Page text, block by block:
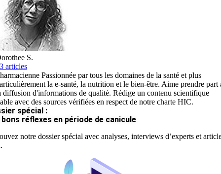
S.
articles
Passionnée par tous les domaines de la santé et plus
la e-santé, la nutrition et le bien-être. Aime prendre part
diffusion d'informations de qualité. Rédige un contenu scientifique
avec des sources vérifiées en respect de notre charte HIC.
spécial :
bons réflexes en période de canicule
notre dossier spécial avec analyses, interviews d’experts et